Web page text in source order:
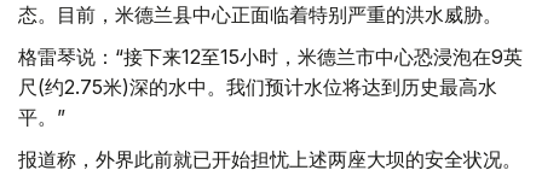
态。目前，米德兰县中心正面临着特别严重的洪水威胁。
格雷琴说：“接下来12至15小时，米德兰市中心恐浸泡在9英
尺(约2.75米)深的水中。我们预计水位将达到历史最高水
平。”
报道称，外界此前就已开始担忧上述两座大坝的安全状况。